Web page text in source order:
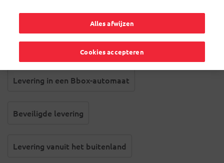
Levering bij me thuis
Levering in een Afhaalpunt
Levering in een Bbox-automaat
Beveiligde levering
Levering vanuit het buitenland
Alles afwijzen
Cookies accepteren